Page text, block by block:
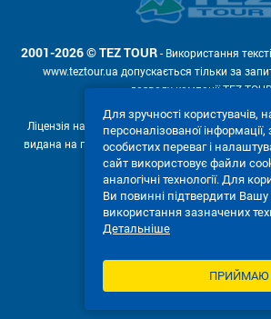
2001-2026 © TEZ TOUR - Використання
www.teztour.ua допускається тільки за
дозволу компанії TEZ
Ліцензія на провадження туроператорської
видана на підставі рішення Державної служби
04.02.2011р. № 4-ліц.
Ми приймаємо:
ПОВНА ВЕРСІЯ САЙТУ
Для зручності користувачів,
персоналізованої
особистих переваг і
сайт використовує файли
аналогічні технології. Для
Ви повинні підтвердити Вашу
використання зазначених
Детальніше
ПРИЙМАЮ